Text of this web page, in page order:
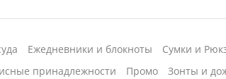
Ежедневники и блокноты Сумки и
принадлежности
Промо
Зонты и